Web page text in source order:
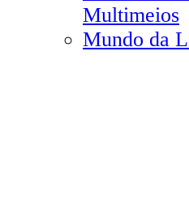
Multimeios
Mundo da